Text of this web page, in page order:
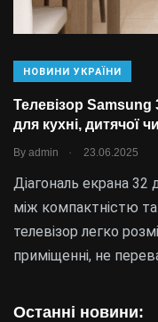
НОВИНИ УКРАЇНИ
Телевізор
для кухні, дитячої
By admin . 23.06.2025
Діагональ екрана
між компактністю
телевізор легко
приміщенні, не
Останні новини: